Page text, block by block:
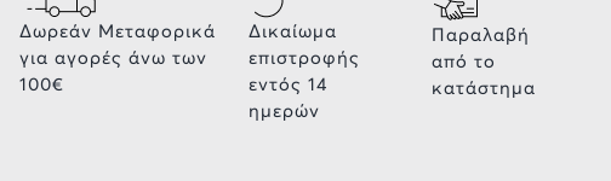
Δωρεάν Μεταφορικά
για αγορές άνω των
100€
Δικαίωμα
επιστροφής
εντός 14
ημερών
Παραλαβή
από το
κατάστημα